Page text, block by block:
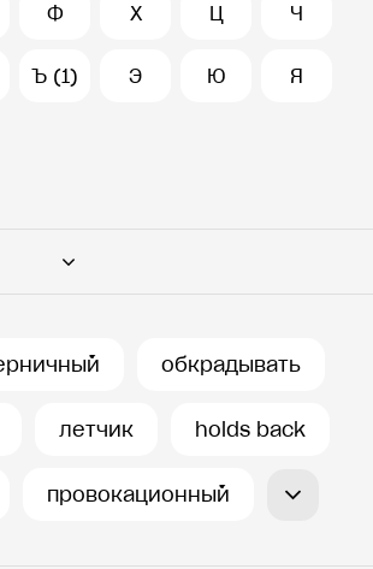
Ф Х Ц Ч
Ъ (1) Э Ю Я
обкрадывать
летчик holds back
провокационный